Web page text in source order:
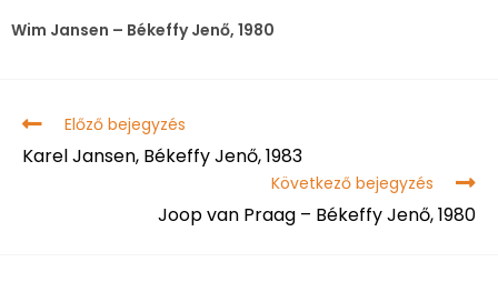
Wim Jansen – Békeffy Jenő, 1980
Előző bejegyzés
Karel Jansen, Békeffy Jenő, 1983
Következő bejegyzés
Joop van Praag – Békeffy Jenő, 1980